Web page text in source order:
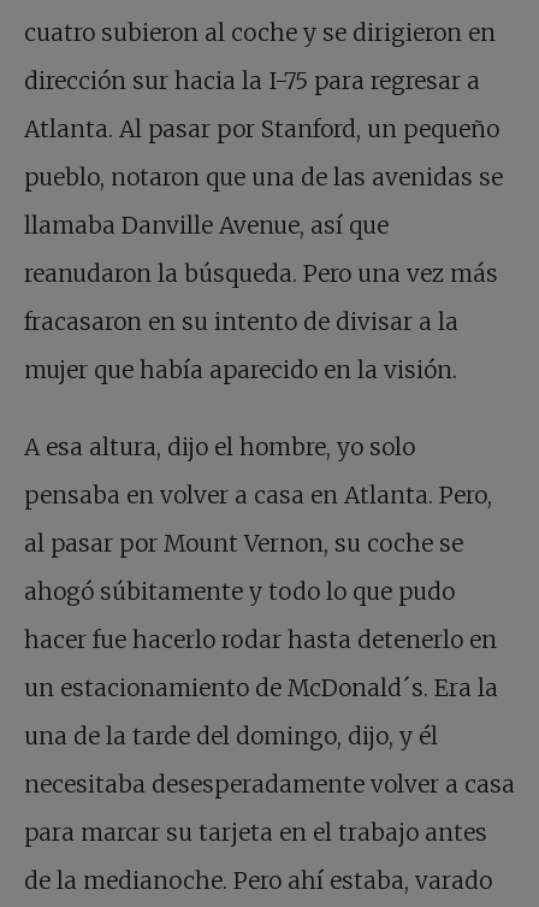
cuatro subieron al coche y se dirigieron en
dirección sur hacia la I-75 para regresar a
Atlanta. Al pasar por Stanford, un pequeño
pueblo, notaron que una de las avenidas se
llamaba Danville Avenue, así que
reanudaron la búsqueda. Pero una vez más
fracasaron en su intento de divisar a la
mujer que había aparecido en la visión.
A esa altura, dijo el hombre, yo solo
pensaba en volver a casa en Atlanta. Pero,
al pasar por Mount Vernon, su coche se
ahogó súbitamente y todo lo que pudo
hacer fue hacerlo rodar hasta detenerlo en
un estacionamiento de McDonald´s. Era la
una de la tarde del domingo, dijo, y él
necesitaba desesperadamente volver a casa
para marcar su tarjeta en el trabajo antes
de la medianoche. Pero ahí estaba, varado